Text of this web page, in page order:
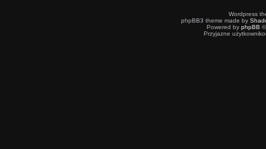
Wordpress
phpBB3 theme made by
Powered by phpBB
Przyjazne